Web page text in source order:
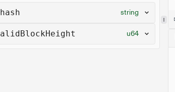
string
u64